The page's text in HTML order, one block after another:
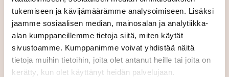
tukemiseen ja kävijämäärämme analysoimiseen. Lisäksi
jaamme sosiaalisen median, mainosalan ja analytiikka-
alan kumppaneillemme tietoja siitä, miten käytät
sivustoamme. Kumppanimme voivat yhdistää näitä
tietoja muihin tietoihin, joita olet antanut heille tai joita on
kerätty, kun olet käyttänyt heidän palvelujaan.